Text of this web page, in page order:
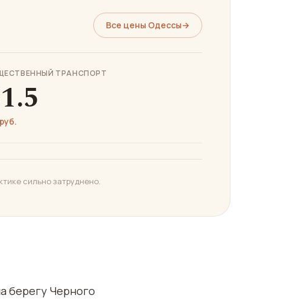
Все цены Одессы→
ТРАНСПОРТ
сильно затруднено.
берегу Черного